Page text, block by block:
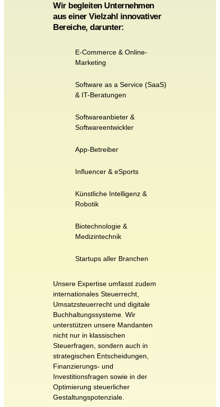
Wir begleiten Unternehmen
aus einer Vielzahl innovativer
Bereiche, darunter:
E-Commerce & Online-
Marketing
Software as a Service (SaaS)
& IT-Beratungen
Softwareanbieter &
Softwareentwickler
App-Betreiber
Influencer & eSports
Künstliche Intelligenz &
Robotik
Biotechnologie &
Medizintechnik
Startups aller Branchen
Unsere Expertise umfasst zudem
internationales Steuerrecht,
Umsatzsteuerrecht und digitale
Buchhaltungssysteme. Wir
unterstützen unsere Mandanten
nicht nur in klassischen
Steuerfragen, sondern auch in
strategischen Entscheidungen,
Finanzierungs- und
Investitionsfragen sowie in der
Optimierung steuerlicher
Gestaltungspotenziale.